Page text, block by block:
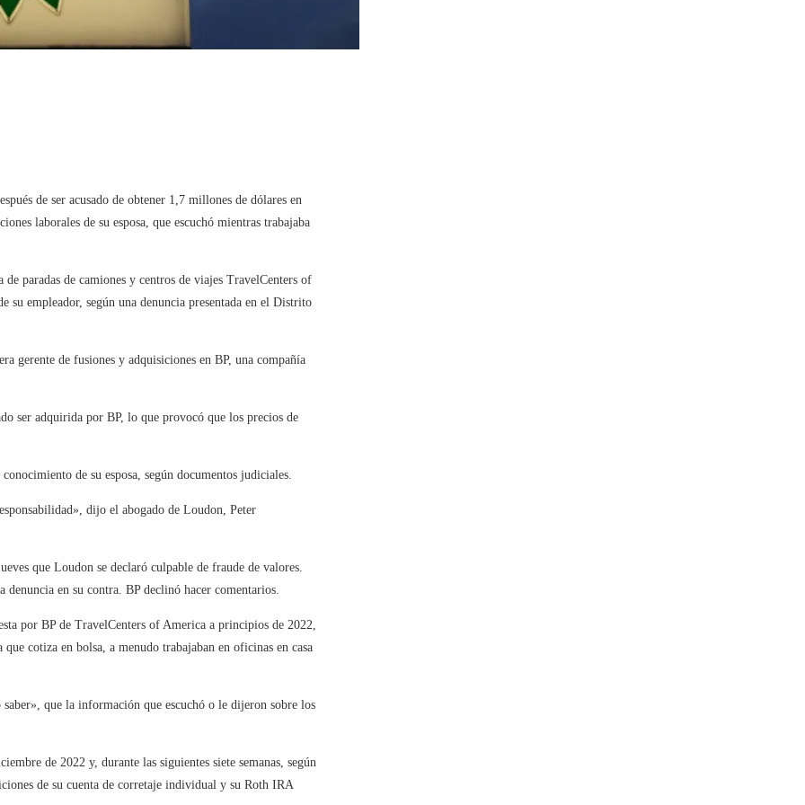
de ser acusado de obtener 1,7 millones de dólares en
laborales de su esposa, que escuchó mientras trabajaba
paradas de camiones y centros de viajes TravelCenters of
su empleador, según una denuncia presentada en el Distrito
gerente de fusiones y adquisiciones en BP, una compañía
ser adquirida por BP, lo que provocó que los precios de
de su esposa, según documentos judiciales.
dijo el abogado de Loudon, Peter
que Loudon se declaró culpable de fraude de valores.
en su contra. BP declinó hacer comentarios.
por BP de TravelCenters of America a principios de 2022,
cotiza en bolsa, a menudo trabajaban en oficinas en casa
que la información que escuchó o le dijeron sobre los
de 2022 y, durante las siguientes siete semanas, según
de su cuenta de corretaje individual y su Roth IRA